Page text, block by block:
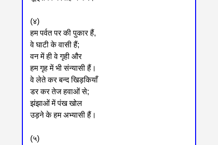
(४)
हम पर्वत पर की पुकार हैं,
वे घाटी के वासी हैं;
वन में ही वे गृही और
हम गृह में भी संन्यासी हैं।
वे लेते कर बन्द खिड़कियाँ
डर कर तेज हवाओं से;
झंझाओं में पंख खोल
उड़ने के हम अभ्यासी हैं।
(५)